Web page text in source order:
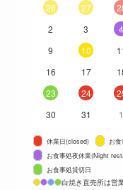
26 27
2
3 4
9 10
16
17
23
24
30
31 1
休業日(closed)
お
お食事処夜休業(Night
お食事処貸切日
白焼き直売所は営